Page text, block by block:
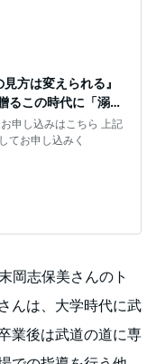
方は変えられる』
るこの時代に「溺れ
申し込みはこちら 上記
てお申し込みく
岡志保美さんのト
んは、大学時代に武
業後は武道の道に専